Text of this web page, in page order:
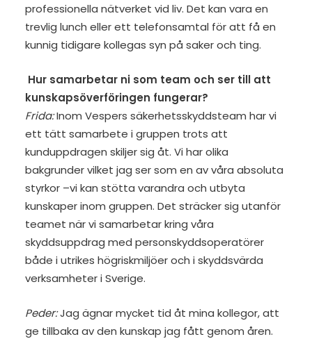
professionella nätverket vid liv. Det kan vara en
trevlig lunch eller ett telefonsamtal för att få en
kunnig tidigare kollegas syn på saker och ting.
Hur samarbetar ni som team och ser till att
kunskapsöverföringen fungerar?
Frida:Inom Vespers säkerhetsskyddsteam har vi
ett tätt samarbete i gruppen trots att
kunduppdragen skiljer sig åt. Vi har olika
bakgrunder vilket jag ser som en av våra absoluta
styrkor –vi kan stötta varandra och utbyta
kunskaper inom gruppen. Det sträcker sig utanför
teamet när vi samarbetar kring våra
skyddsuppdrag med personskyddsoperatörer
både i utrikes högriskmiljöer och i skyddsvärda
verksamheter i Sverige.
Peder:Jag ägnar mycket tid åt mina kollegor, att
ge tillbaka av den kunskap jag fått genom åren.